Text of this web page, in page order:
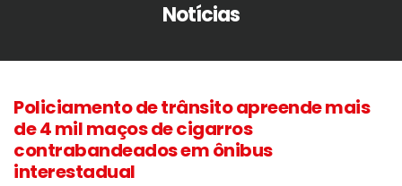
Notícias
Policiamento de trânsito apreende mais
de 4 mil maços de cigarros
contrabandeados em ônibus
interestadual